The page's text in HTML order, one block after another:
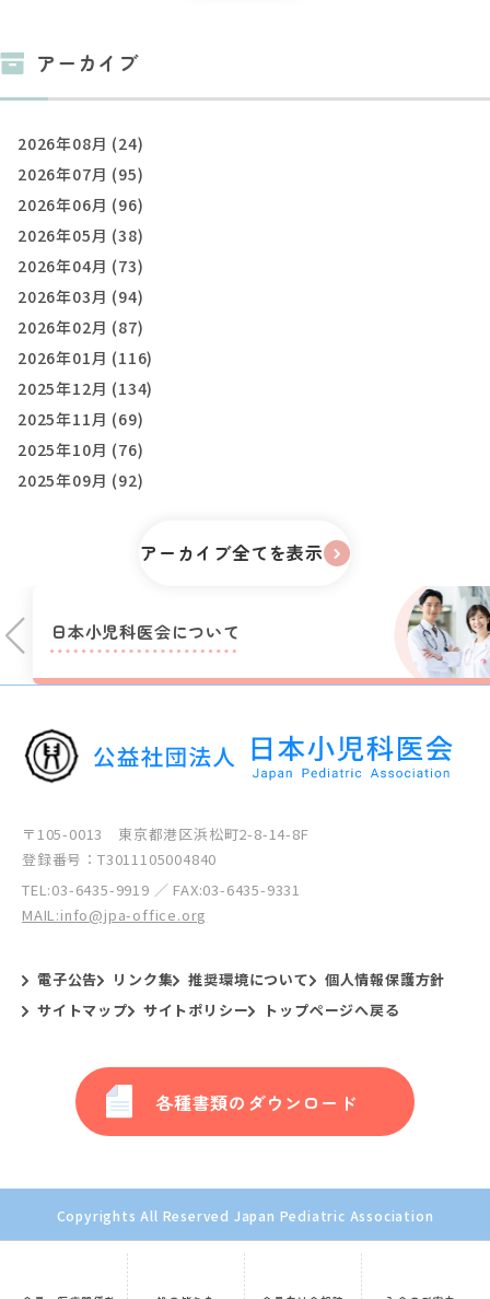
アーカイブ
2026年08月 (24)
2026年07月 (95)
2026年06月 (96)
2026年05月 (38)
2026年04月 (73)
2026年03月 (94)
2026年02月 (87)
2026年01月 (116)
2025年12月 (134)
2025年11月 (69)
2025年10月 (76)
2025年09月 (92)
アーカイブ全てを表示
日本小児科医会について
〒105-0013 東京都港区浜松町2-8-14-8F
登録番号：T3011105004840
TEL:03-6435-9919 ／ FAX:03-6435-9331
MAIL:info@jpa-office.org
電子公告 リンク集 推奨環境について
個人情報保護方針
サイトマップ
サイトポリシー トップページへ戻る
各種書類のダウンロード
Copyrights All Reserved Japan Pediatric Association